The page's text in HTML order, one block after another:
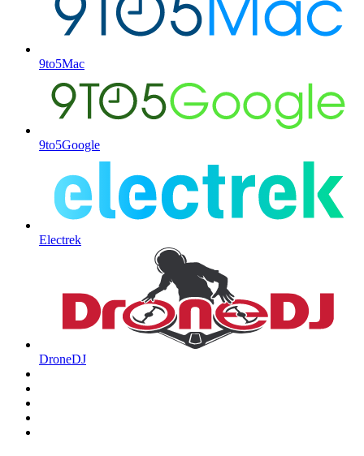
9to5Mac
9to5Google
Electrek
DroneDJ